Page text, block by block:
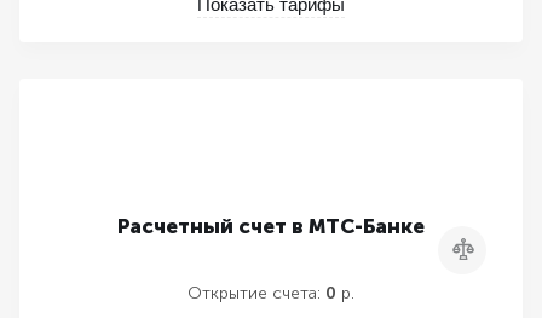
Показать тарифы
Расчетный счет в МТС-Банке
Сравнить
Открытие счета: 0 р.